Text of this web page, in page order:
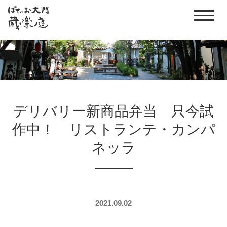
デリバリー新商品弁当 只今試
作中！ リストランテ・カンパ
ネッラ
2021.09.02